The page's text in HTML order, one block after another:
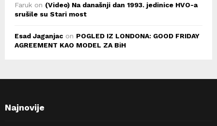
Faruk on (Video) Na današnji dan 1993. jedinice HVO-a
srušile su Stari most
Esad Jaganjac on POGLED IZ LONDONA: GOOD FRIDAY
AGREEMENT KAO MODEL ZA BiH
Najnovije